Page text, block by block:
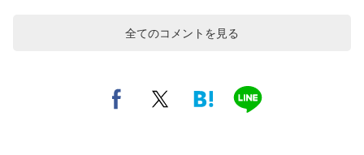
全てのコメントを見る